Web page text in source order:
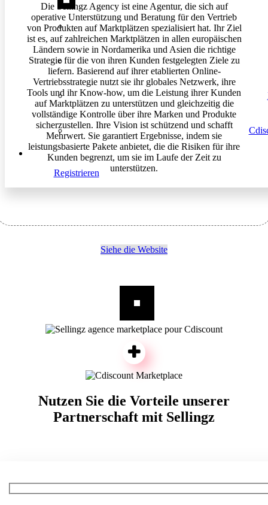
Registrieren
Die Sellingz Agency ist eine Agentur, die sich auf
operative Unterstützung und Beratung für den Vertrieb
von Produkten auf Marktplätzen spezialisiert hat. Ihr Ziel
ist es, auf zahlreichen Marktplätzen in allen europäischen
Ländern sowie in Nordamerika und Asien die richtige
Strategie für die von ihren Kunden festgelegten Ziele zu
liefern. Basierend auf ihrer etablierten Online-
Vertriebsstrategie nutzt sie ihr globales Netzwerk, ihre
Tools und ihr Know-how, um die Leistung ihrer Kunden
auf Marktplätzen zu unterstützen und gleichzeitig die
vollständige Kontrolle über ihre Marken und Produkte
sicherzustellen. Ihre Vision ist schützend und schafft
Mehrwert. Sie garantiert Ergebnisse, indem sie
leistungsbasierte Pakete anbietet, die die Risiken für ihre
Kunden begrenzt, um sie im Laufe der Zeit zu
unterstützen.
Siehe die Website
Nutzen Sie die Vorteile unserer
Partnerschaft mit Sellingz